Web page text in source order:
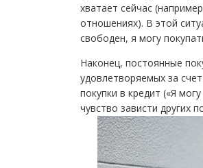
хватает сейчас
отношениях). В этой
свободен, я могу
Наконец, постоянные
удовлетворяемых за
покупки в кредит («Я
чувство зависти других